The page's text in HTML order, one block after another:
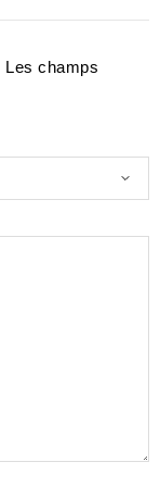
Les champs